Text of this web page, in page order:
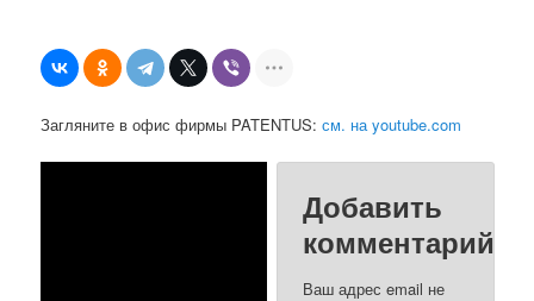
Загляните в офис фирмы PATENTUS:см. на youtube.com
Добавить
комментарий
Ваш адрес email не